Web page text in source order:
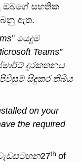
ඔබගේ සහතික
ඇත.
” යෙදුම
Teams”
දුරකතනය
පිවිසුම් සිදුකර තිබිය
on your
the required
27th of